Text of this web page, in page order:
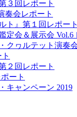
３回レポート
奏会レポート
ト』第１回レポート
定会＆展示会 Vol.6
クヮルテット演奏
２回レポート
ート
キャンペーン 2019